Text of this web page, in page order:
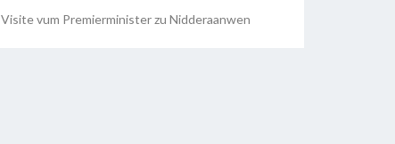
Visite vum Premierminister zu Nidderaanwen